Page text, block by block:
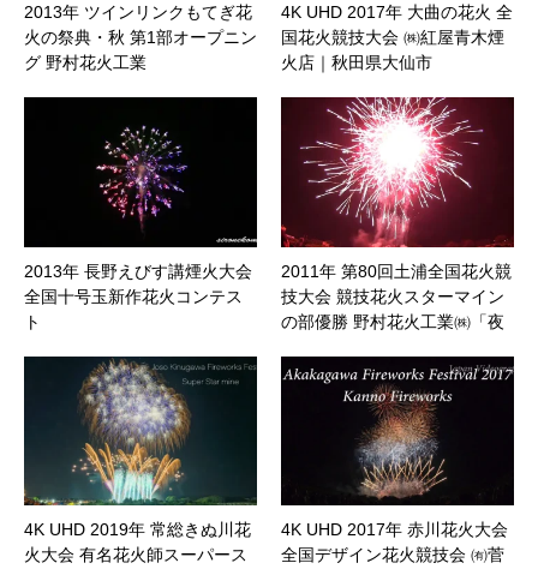
2013年 ツインリンクもてぎ花
火の祭典・秋 第1部オープニン
グ 野村花火工業
4K UHD 2017年 大曲の花火 全
国花火競技大会 ㈱紅屋青木煙
火店｜秋田県大仙市
2013年 長野えびす講煙火大会
全国十号玉新作花火コンテス
ト
2011年 第80回土浦全国花火競
技大会 競技花火スターマイン
の部優勝 野村花火工業㈱「夜
4K UHD 2019年 常総きぬ川花
火大会 有名花火師スーパース
4K UHD 2017年 赤川花火大会
全国デザイン花火競技会 ㈲菅